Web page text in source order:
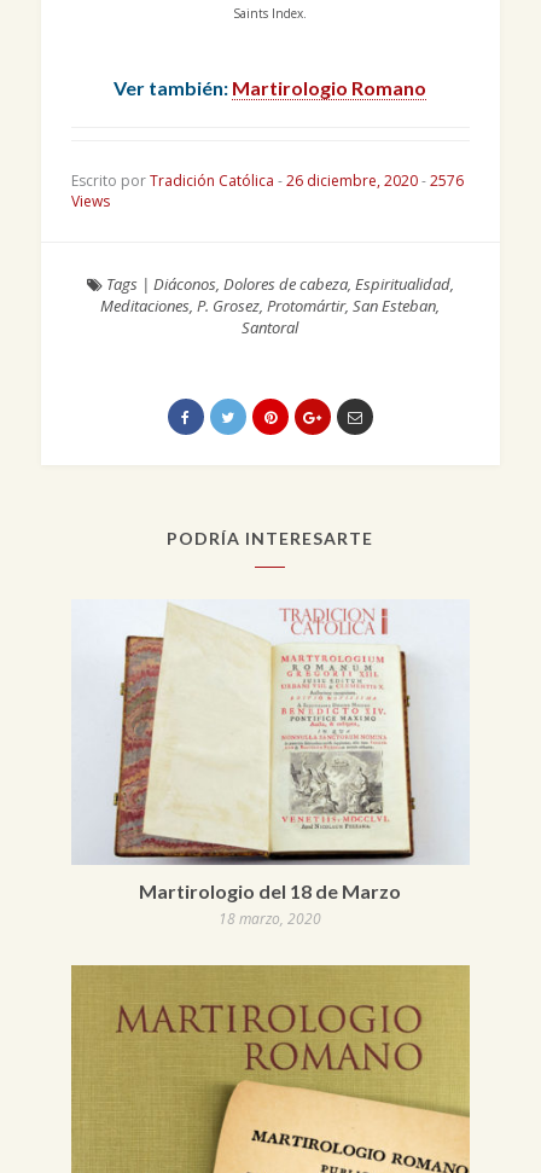
Saints Index.
Ver también: Martirologio Romano
Escrito porTradición Católica -26 diciembre, 2020-2576
Views
Tags| Diáconos, Dolores de cabeza, Espiritualidad,
Meditaciones,P. Grosez,Protomártir,San Esteban,
Santoral
PODRÍA INTERESARTE
Martirologio del 18 de Marzo
18 marzo, 2020